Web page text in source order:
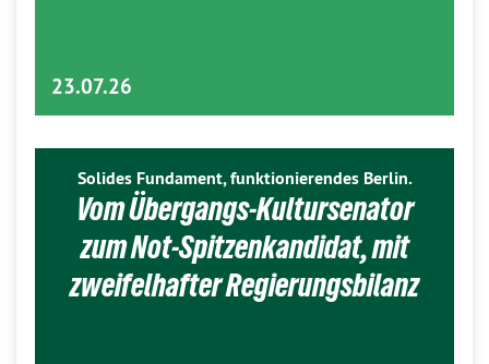
23.07.26
Solides Fundament, funktionierendes Berlin.
Vom Übergangs-Kultursenator
zum Not-Spitzenkandidat, mit
zweifelhafter Regierungsbilanz